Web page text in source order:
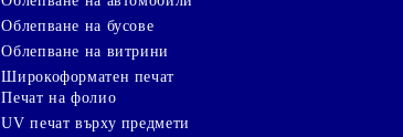
Облепване на бусове
Облепване на витрини
Широкоформатен печат
Печат на фолио
UV печат върху предмети